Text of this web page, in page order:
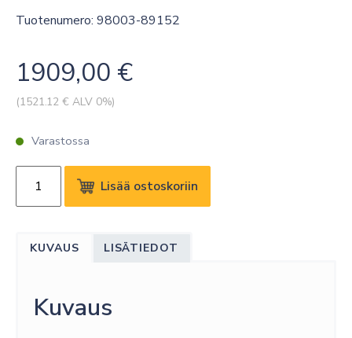
Tuotenumero: 98003-89152
1909,00 €
(1521.12 € ALV 0%)
Varastossa
EWP
SUPPORT
määrä
Lisää ostoskoriin
KUVAUS LISÄTIEDOT
Kuvaus